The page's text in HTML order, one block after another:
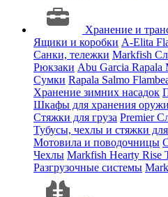
Хранение и
Ящики и коробки A-Elita
Санки, тележки Markfish
Рюкзаки Abu Garcia Rapala
Сумки Rapala Salmo
Хранение зимних насадок
Шкафы для хранения
Стяжки для груза Premier
Тубусы, чехлы и стяжки
Мотовила и поводочницы
Чехлы Markfish Hearty Rise
Разгрузочные системы